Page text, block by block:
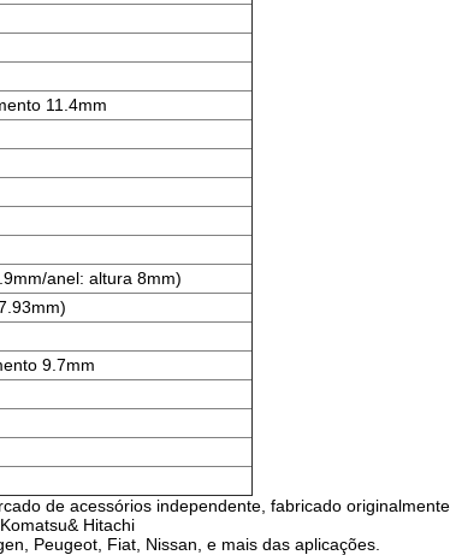
11.4mm
anel: altura 8mm)
9.7mm
de acessórios independente, fabricado
Hitachi
Peugeot, Fiat, Nissan, e mais das aplicações.